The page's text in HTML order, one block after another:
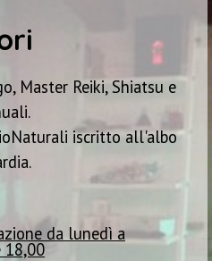
Master Reiki, Shiatsu e
Naturali iscritto all'albo
da lunedì a